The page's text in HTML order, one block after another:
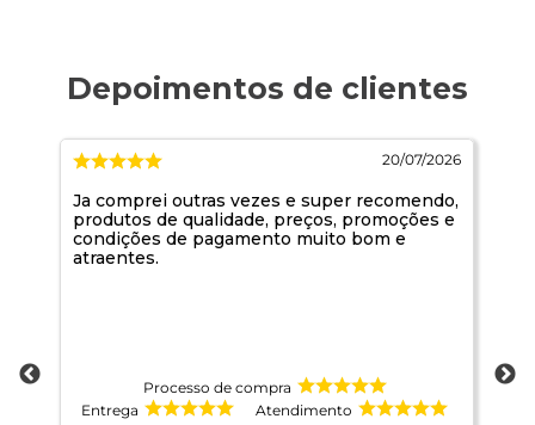
20/07/2026
Ja comprei outras vezes e super recomendo,
produtos de qualidade, preços, promoções e
condições de pagamento muito bom e
atraentes.
Processo de compra
Entrega
Atendimento